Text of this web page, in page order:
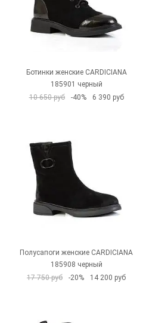
Ботинки женские CARDICIANA
185901 черный
10 650 руб
-40% 6 390 руб
Полусапоги женские CARDICIANA
185908 черный
17 750 руб
-20% 14 200 руб